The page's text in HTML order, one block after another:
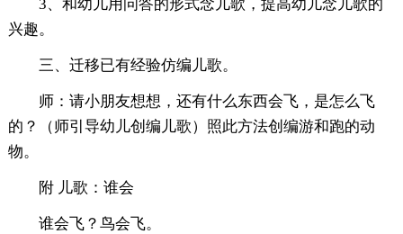
3、和幼儿用问答的形式念儿歌，提高幼儿念儿歌的
兴趣。
三、迁移已有经验仿编儿歌。
师：请小朋友想想，还有什么东西会飞，是怎么飞
的？（师引导幼儿创编儿歌）照此方法创编游和跑的动
物。
附 儿歌：谁会
谁会飞？鸟会飞。